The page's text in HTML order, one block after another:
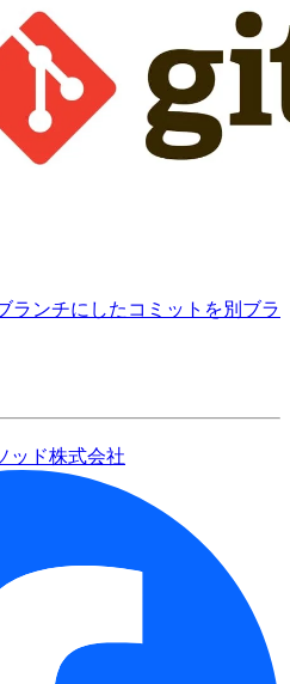
ランチにしたコミットを別ブラ
ッド株式会社